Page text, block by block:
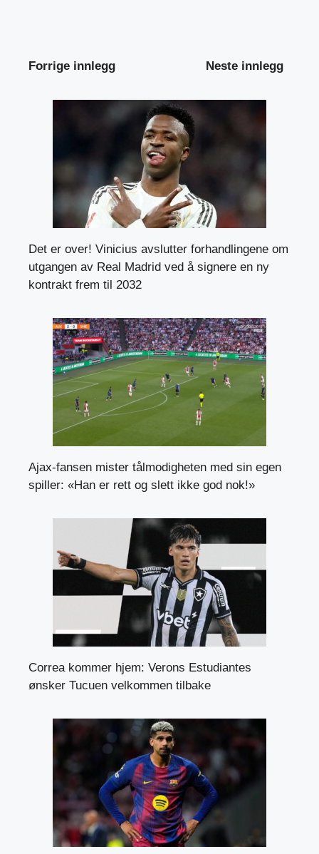
Forrige innlegg Neste innlegg
Det er over! Vinicius avslutter forhandlingene om
utgangen av Real Madrid ved å signere en ny
kontrakt frem til 2032
Ajax-fansen mister tålmodigheten med sin egen
spiller: «Han er rett og slett ikke god nok!»
Correa kommer hjem: Verons Estudiantes
ønsker Tucuen velkommen tilbake